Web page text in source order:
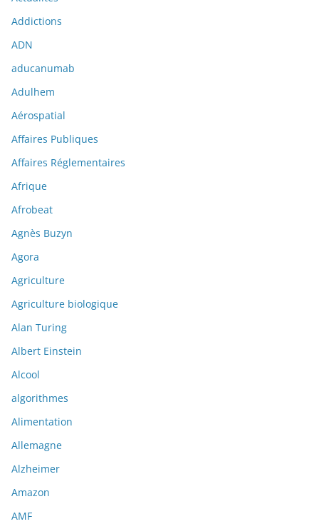
Addictions
ADN
aducanumab
Adulhem
Aérospatial
Affaires Publiques
Affaires Réglementaires
Afrique
Afrobeat
Agnès Buzyn
Agora
Agriculture
Agriculture biologique
Alan Turing
Albert Einstein
Alcool
algorithmes
Alimentation
Allemagne
Alzheimer
Amazon
AMF